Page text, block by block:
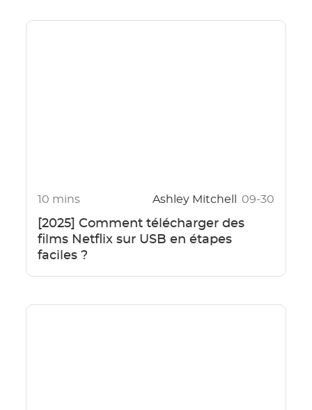
10 mins Ashley Mitchell 09-30
[2025] Comment télécharger des
films Netflix sur USB en étapes
faciles ?